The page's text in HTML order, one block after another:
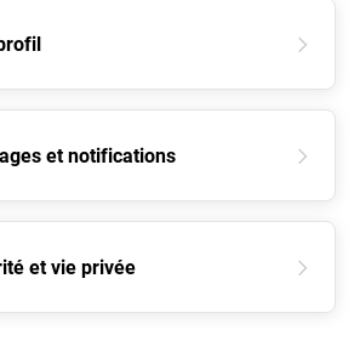
et notifications
et vie privée